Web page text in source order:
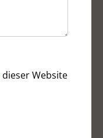
dieser Website